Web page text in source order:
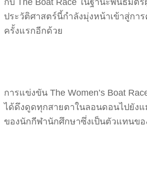
กับ The Boat Race ในฐานะพันธมิ
ประวัติศาสตร์นี้กำลังมุ่งหน้าเข้าสู่กา
ครั้งแรกอีกด้วย
การแข่งขัน The Women’s Boat
ได้ดึงดูดทุกสายตาในลอนดอนไปยัง
ของนักกีฬานักศึกษาซึ่งเป็นตัวแทนข